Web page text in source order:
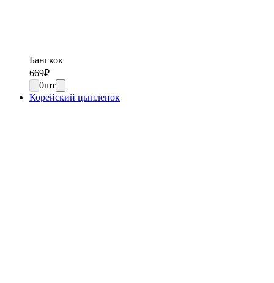
Бангкок
669₽
0шт
Корейский цыпленок